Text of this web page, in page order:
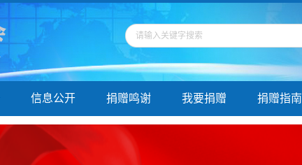
信息公开 捐赠鸣谢 我要捐赠 捐赠指南